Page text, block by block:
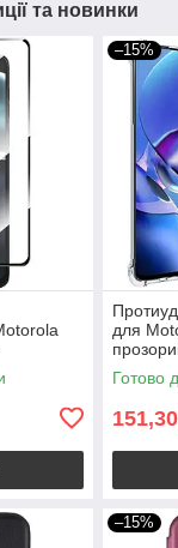
та новинки
–15%
для
Готово
151,30
–15%